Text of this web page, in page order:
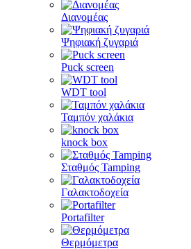
Διανομέας
Ψηφιακή ζυγαριά
Puck screen
WDT tool
Ταμπόν χαλάκια
knock box
Σταθμός Tamping
Γαλακτοδοχεία
Portafilter
Θερμόμετρα